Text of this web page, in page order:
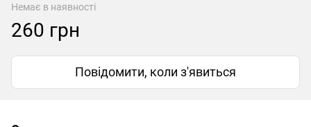
Немає в наявності
260 грн
Повідомити, коли з'явиться